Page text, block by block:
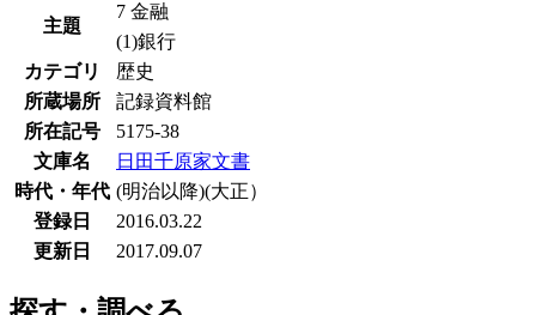
主題
7 金融
(1)銀行
カテゴリ
歴史
所蔵場所
記録資料館
所在記号
5175-38
文庫名
日田千原家文書
時代・年代 (明治以降)(大正）
登録日
2016.03.22
更新日
2017.09.07